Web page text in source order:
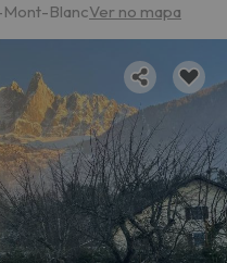
Mont-BlancVer no mapa